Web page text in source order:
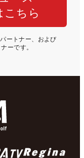
こちら
ートナー、および
ーです。